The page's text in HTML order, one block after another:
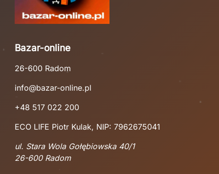
Bazar-online
26-600 Radom
info@bazar-online.pl
+48 517 022 200
ECO LIFE Piotr Kulak, NIP: 7962675041
ul. Stara Wola Gołębiowska 40/1
26-600 Radom